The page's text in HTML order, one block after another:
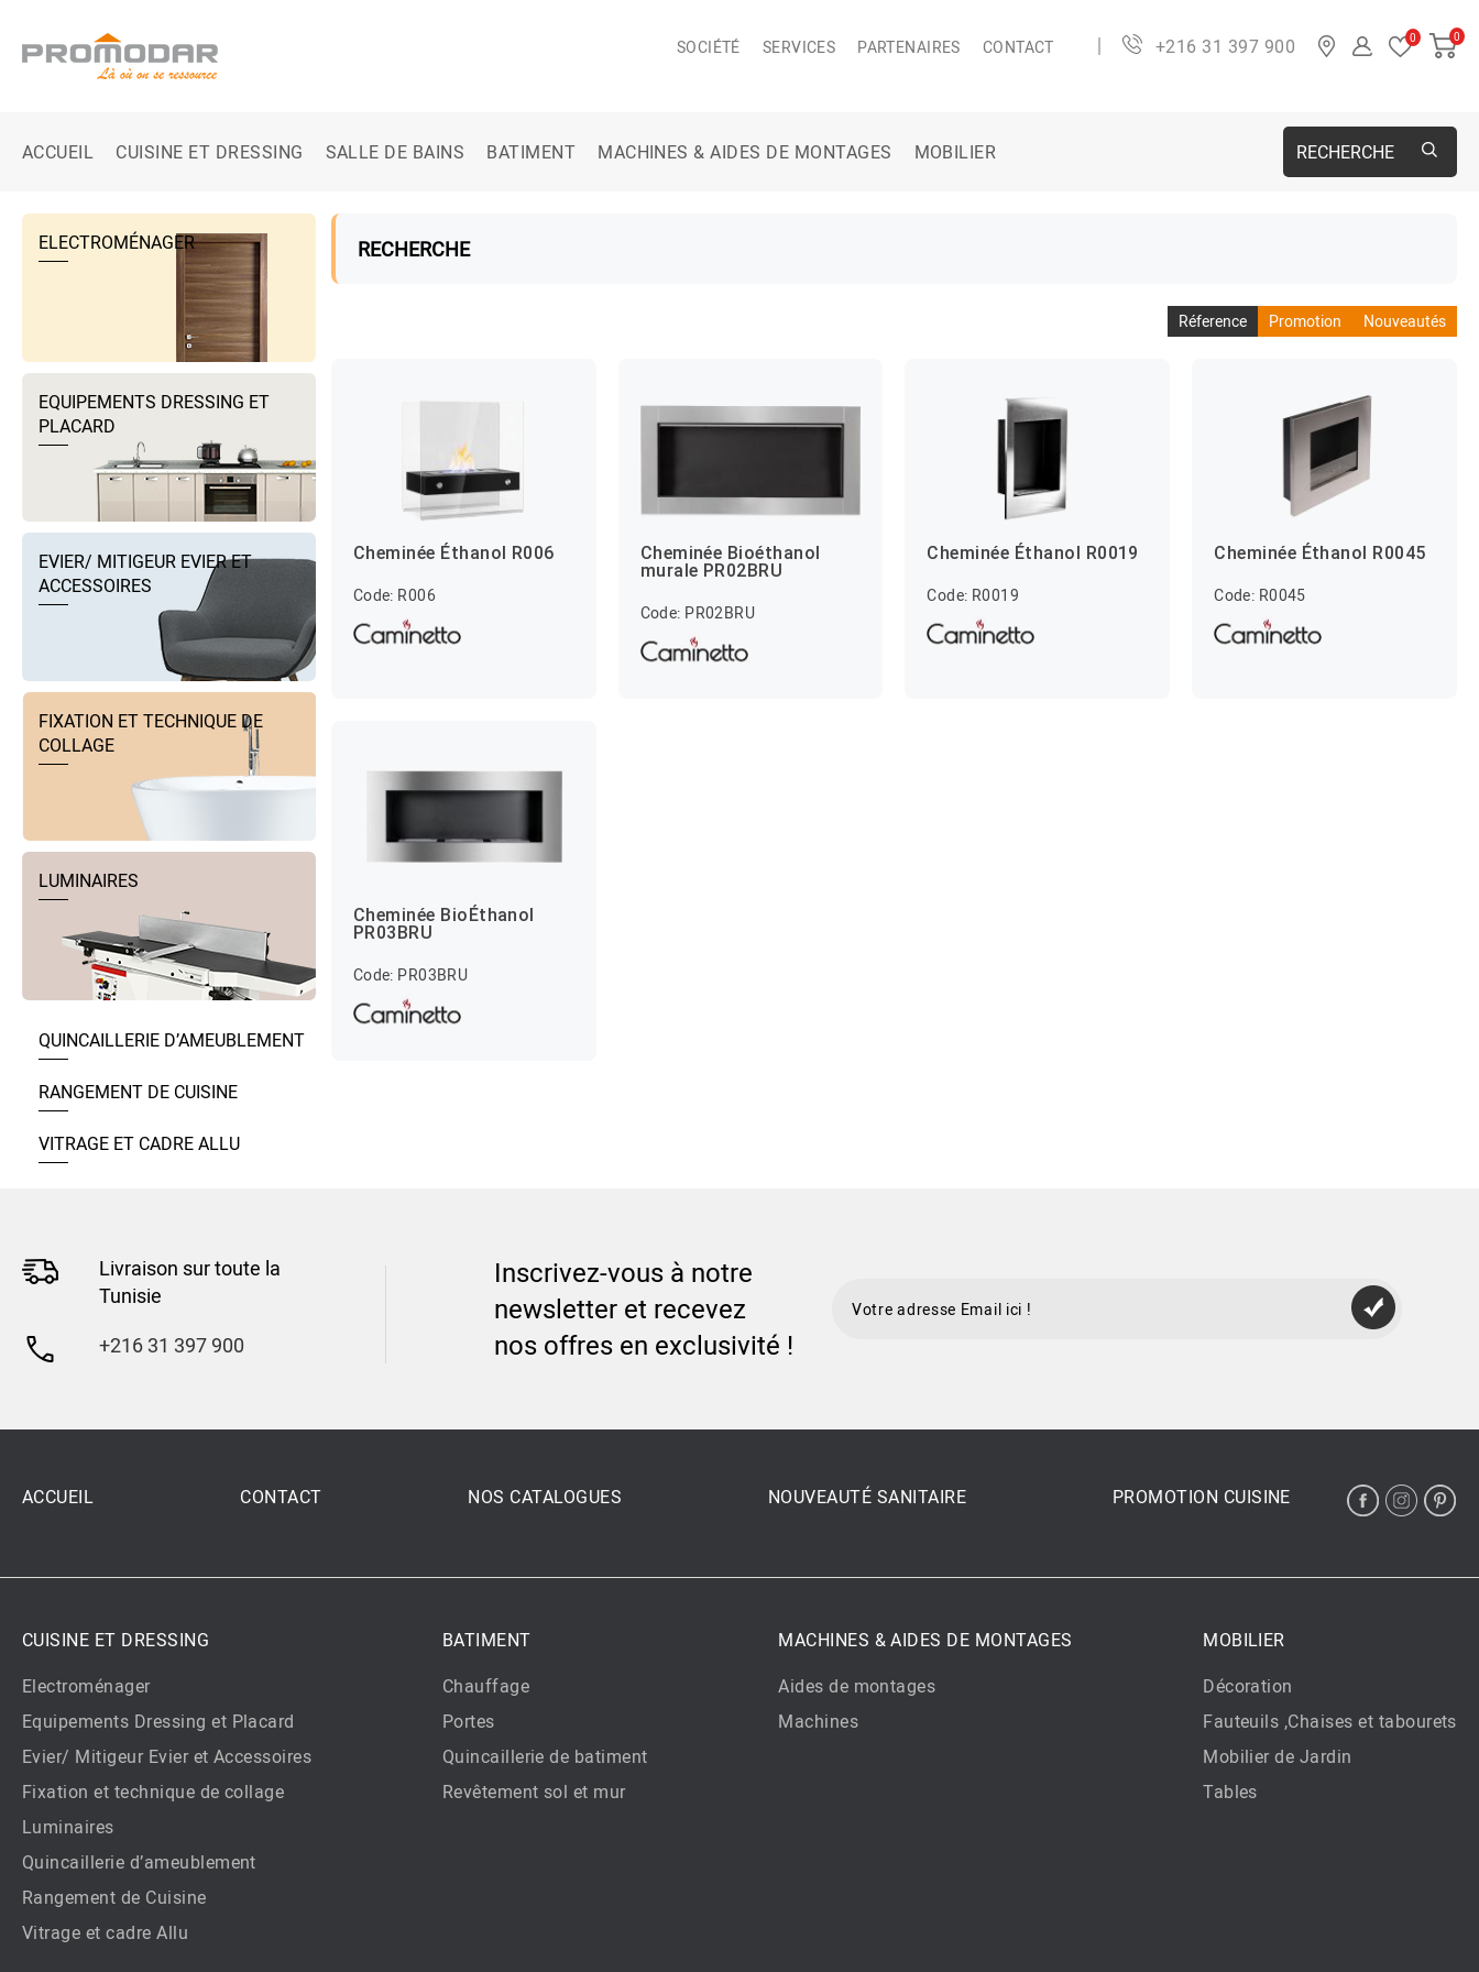
SOCIÉTÉ SERVICES PARTENAIRES CONTACT +216 31 397 900 0 0
ACCUEIL CUISINE ET DRESSING SALLE DE BAINS BATIMENT MACHINES & AIDES DE MONTAGES MOBILIER RECHERCHE
ELECTROMÉNAGER
EQUIPEMENTS DRESSING ET
PLACARD
EVIER/ MITIGEUR EVIER ET
ACCESSOIRES
FIXATION ET TECHNIQUE DE
COLLAGE
LUMINAIRES
QUINCAILLERIE D’AMEUBLEMENT
RANGEMENT DE CUISINE
VITRAGE ET CADRE ALLU
RECHERCHE
Réference Promotion Nouveautés
Cheminée Éthanol R006
Code: R006
Cheminée Bioéthanol
murale PR02BRU
Code: PR02BRU
Cheminée Éthanol R0019
Code: R0019
Cheminée Éthanol R0045
Code: R0045
Cheminée BioÉthanol
PR03BRU
Code: PR03BRU
Livraison sur toute la
Tunisie
+216 31 397 900
Inscrivez-vous à notre
newsletter et recevez
nos offres en exclusivité !
ACCUEIL CONTACT NOS CATALOGUES NOUVEAUTÉ SANITAIRE PROMOTION CUISINE
CUISINE ET DRESSING
Electroménager
Equipements Dressing et Placard
Evier/ Mitigeur Evier et Accessoires
Fixation et technique de collage
Luminaires
Quincaillerie d’ameublement
Rangement de Cuisine
Vitrage et cadre Allu
BATIMENT
Chauffage
Portes
Quincaillerie de batiment
Revêtement sol et mur
MACHINES & AIDES DE MONTAGES
Aides de montages
Machines
MOBILIER
Décoration
Fauteuils ,Chaises et tabourets
Mobilier de Jardin
Tables